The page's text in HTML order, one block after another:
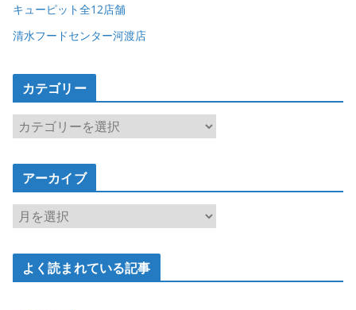
キューピット全12店舗
清水フードセンター河渡店
カテゴリー
カ
テ
ゴ
ー
アーカイブ
ア
ー
カ
よく読まれている記事